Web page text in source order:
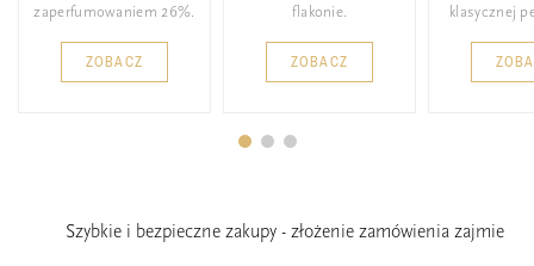
zaperfumowaniem 26%.
ZOBACZ
flakonie.
ZOBACZ
klasycznej
Szybkie i bezpieczne zakupy - złożenie zamówienia zajmie